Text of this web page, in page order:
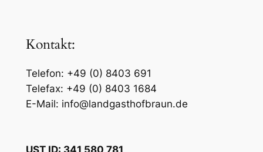
Kontakt:
Telefon: +49 (0) 8403 691
Telefax: +49 (0) 8403 1684
E-Mail: info@landgasthofbraun.de
UST ID: 341 580 781